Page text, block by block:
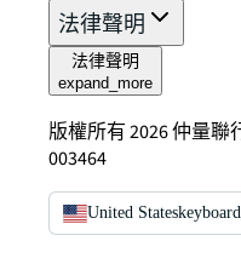
法律聲明
法律聲明
expand_more
版權所有 2026 仲量聯
003464
United States